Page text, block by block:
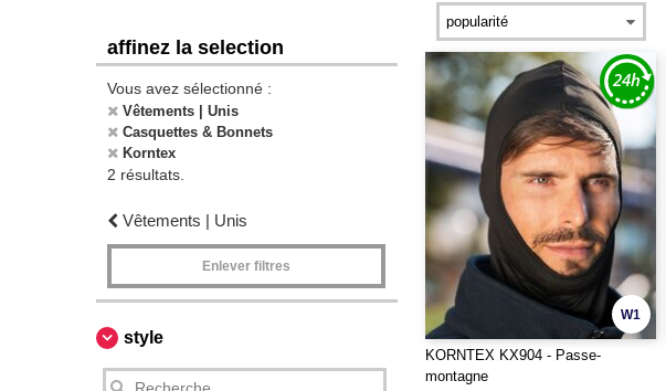
affinez la selection
Vous avez sélectionné :
Vêtements | Unis
Casquettes & Bonnets
Korntex
2 résultats.
Vêtements | Unis
Enlever filtres
style
W1
KORNTEX KX904 - Passe-
montagne